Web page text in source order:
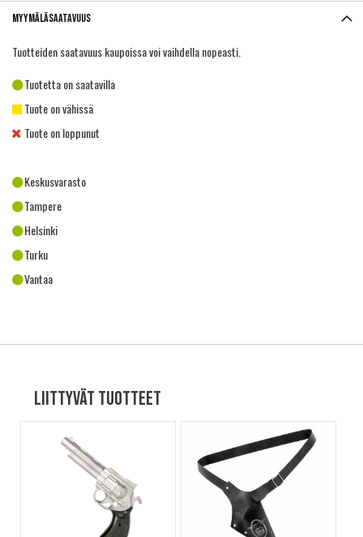
Myymäläsaatavuus
Tuotteiden saatavuus kaupoissa voi vaihdella nopeasti.
Tuotetta on saatavilla
Tuote on vähissä
Tuote on loppunut
Keskusvarasto
Tampere
Helsinki
Turku
Vantaa
Liittyvät tuotteet